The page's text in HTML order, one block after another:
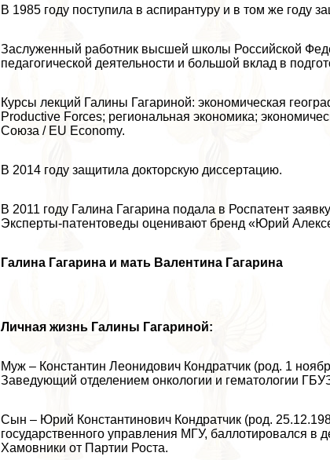
В 1985 году поступила в аспирантуру и в том же году
Заслуженный работник высшей школы Российской
педагогической деятельности и большой вклад в
Курсы лекций Галины Гагариной: экономическая
Productive Forces; региональная экономика;
Союза / EU Еconomy.
В 2014 году защитила докторскую диссертацию.
В 2011 году Галина Гагарина подала в Роспатент
Эксперты-патентоведы оценивают бренд «Юрий
Галина Гагарина и мать Валентина Гагарина
Личная жизнь Галины Гагариной:
Муж – Константин Леонидович Кондратчик (род. 1
Заведующий отделением oнкoлoгии и гематологии
Сын – Юрий Константинович Кондратчик (род.
государственного управления МГУ, баллотировался в
Хамовники от Партии Роста.